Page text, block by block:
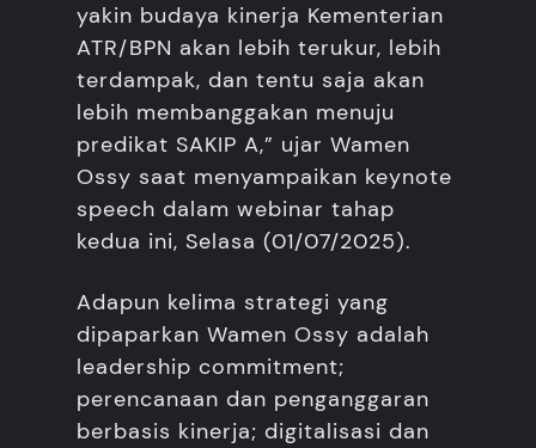
yakin budaya kinerja Kementerian
ATR/BPN akan lebih terukur, lebih
terdampak, dan tentu saja akan
lebih membanggakan menuju
predikat SAKIP A,” ujar Wamen
Ossy saat menyampaikan keynote
speech dalam webinar tahap
kedua ini, Selasa (01/07/2025).
Adapun kelima strategi yang
dipaparkan Wamen Ossy adalah
leadership commitment;
perencanaan dan penganggaran
berbasis kinerja; digitalisasi dan